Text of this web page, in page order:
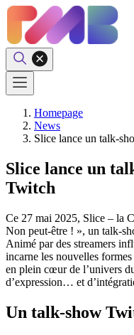
Homepage
News
Slice lance un talk-
Slice lance un
Twitch
Ce 27 mai 2025, Slice – la
Non peut-être ! », un talk-
Animé par des streamers
incarne les nouvelles
en plein cœur de l’univers
d’expression… et
Un talk-show